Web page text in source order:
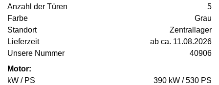
Anzahl der Türen
5
Farbe
Grau
Standort
Zentrallager
Lieferzeit
ab ca. 11.08.2026
Unsere Nummer
40906
Motor:
kW / PS
390 kW / 530 PS